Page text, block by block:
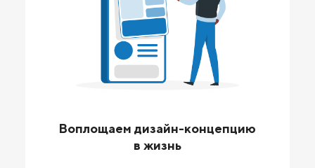
Воплощаем дизайн-концепцию
в жизнь